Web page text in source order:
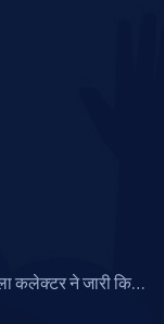
कलेक्टर ने जारी किया